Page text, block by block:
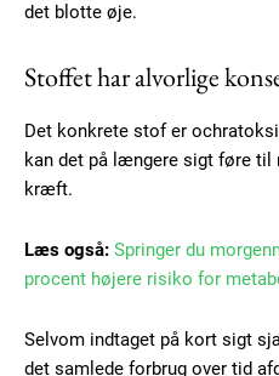
Free limited
det blotte øje.
Stoffet har alvorlige
Det konkrete stof er
kan det på længere sigt føre
kræft.
Læs også: Springer du
procent højere risiko for
Selvom indtaget på kort sigt
det samlede forbrug over tid